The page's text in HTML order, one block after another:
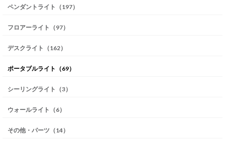
ペンダントライト（197）
フロアーライト（97）
デスクライト（162）
ポータブルライト（69）
シーリングライト（3）
ウォールライト（6）
その他・パーツ（14）